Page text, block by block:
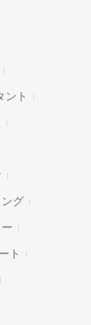
ント
グ
ト